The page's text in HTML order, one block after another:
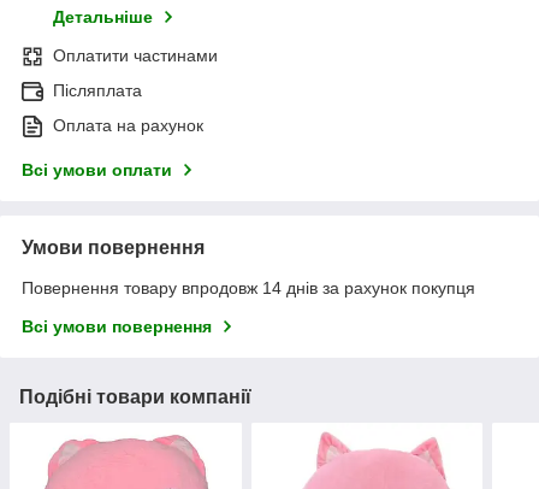
Детальніше
Оплатити частинами
Післяплата
Оплата на рахунок
Всі умови оплати
Умови повернення
Повернення товару впродовж 14 днів за рахунок покупця
Всі умови повернення
Подібні товари компанії